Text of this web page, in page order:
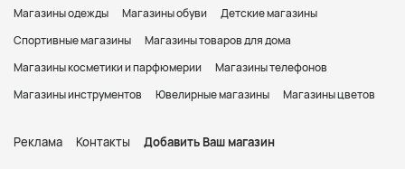
Магазины одежды Магазины обуви
Детские магазины
Спортивные магазины
Магазины товаров для дома
Магазины косметики и парфюмерии
Магазины телефонов
Магазины инструментов
Ювелирные магазины Магазины цветов
Реклама Контакты Добавить Ваш магазин